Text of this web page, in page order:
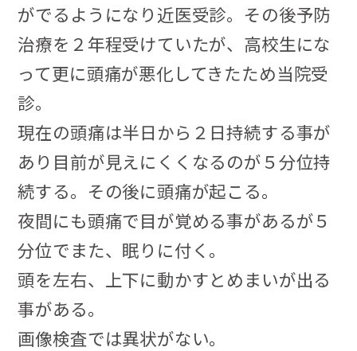
がでるようになり近医受診。その後予防
治療を２年程受けていたが、高校生にな
って更に頭痛が悪化してきたため当院受
診。
現在の頭痛は半日から２日持続する事が
あり目前が見えにくくなるのが５分位持
続する。その後に頭痛が起こる。
夜間にも頭痛で目が覚める事があるが５
分位でまた、眠りに付く。
頭を左右、上下に動かすとめまいが出る
事がある。
画像検査では異状がない。